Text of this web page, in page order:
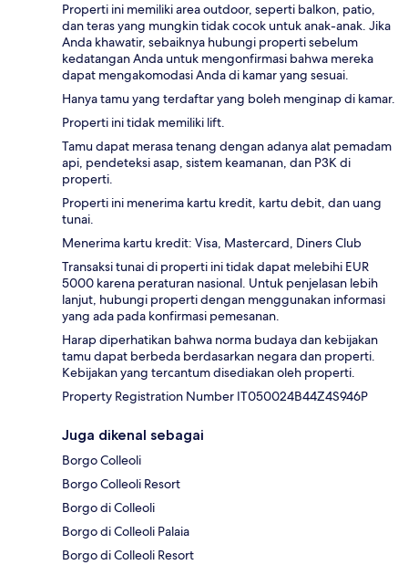
Properti ini memiliki area outdoor, seperti balkon, patio,
dan teras yang mungkin tidak cocok untuk anak-anak. Jika
Anda khawatir, sebaiknya hubungi properti sebelum
kedatangan Anda untuk mengonfirmasi bahwa mereka
dapat mengakomodasi Anda di kamar yang sesuai.
Hanya tamu yang terdaftar yang boleh menginap di kamar.
Properti ini tidak memiliki lift.
Tamu dapat merasa tenang dengan adanya alat pemadam
api, pendeteksi asap, sistem keamanan, dan P3K di
properti.
Properti ini menerima kartu kredit, kartu debit, dan uang
tunai.
Menerima kartu kredit: Visa, Mastercard, Diners Club
Transaksi tunai di properti ini tidak dapat melebihi EUR
5000 karena peraturan nasional. Untuk penjelasan lebih
lanjut, hubungi properti dengan menggunakan informasi
yang ada pada konfirmasi pemesanan.
Harap diperhatikan bahwa norma budaya dan kebijakan
tamu dapat berbeda berdasarkan negara dan properti.
Kebijakan yang tercantum disediakan oleh properti.
Property Registration Number IT050024B44Z4S946P
Juga dikenal sebagai
Borgo Colleoli
Borgo Colleoli Resort
Borgo di Colleoli
Borgo di Colleoli Palaia
Borgo di Colleoli Resort